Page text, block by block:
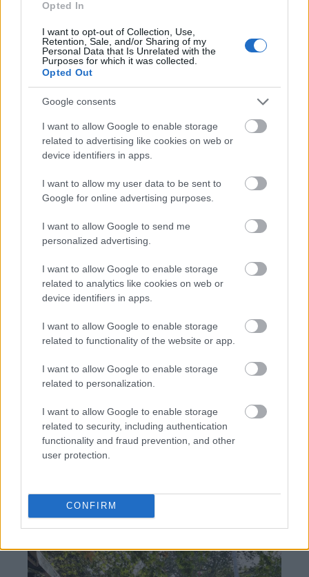
Opted In
I want to opt-out of Collection, Use,
Retention, Sale, and/or Sharing of my
Personal Data that Is Unrelated with the
Purposes for which it was collected.
Opted Out
Google consents
I want to allow Google to enable storage
related to advertising like cookies on web or
device identifiers in apps.
I want to allow my user data to be sent to
Google for online advertising purposes.
I want to allow Google to send me
personalized advertising.
I want to allow Google to enable storage
related to analytics like cookies on web or
device identifiers in apps.
I want to allow Google to enable storage
related to functionality of the website or app.
I want to allow Google to enable storage
related to personalization.
I want to allow Google to enable storage
related to security, including authentication
functionality and fraud prevention, and other
user protection.
CONFIRM
BEST OF
Ολυμπιακός: Πρόταση για δανεισμό και οψιόν
αγοράς του Μόουρα σύμφωνα με τους Πορτογάλους
Παναθηναϊκό με Spiderman και Λιβάι Γκαρσία!
Ρεάλ Μαδρίτης ή Μπαρτσελόνα; Ο Ρόδρι μπροστά
στο μεγαλύτερο δίλημμα της καριέρας του